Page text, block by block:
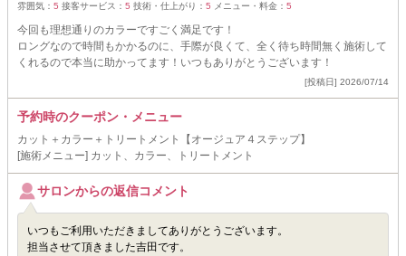
雰囲気： 5 接客サービス： 5 技術・仕上がり： 5 メニュー・料金： 5
今回も理想通りのカラーですごく満足です！
ロングなので時間もかかるのに、手際が良くて、全く待ち時間無く施術して
くれるので本当に助かってます！いつもありがとうございます！
[投稿日] 2026/07/14
予約時のクーポン・メニュー
カット＋カラー＋トリートメント【オージュア４ステップ】
[施術メニュー] カット、カラー、トリートメント
サロンからの返信コメント
いつもご利用いただきましてありがとうございます。
担当させて頂きました吉田です。